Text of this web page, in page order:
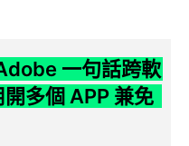
一句話跨軟
多個 APP 兼免